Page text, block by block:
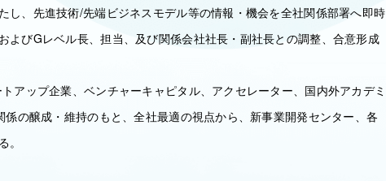
し、先進技術/先端ビジネスモデル等の情報・機会を全社関係部署へ即時
よびGレベル長、担当、及び関係会社社長・副社長との調整、合意形成
アップ企業、ベンチャーキャピタル、アクセレーター、国内外アカデミ
の醸成・維持のもと、全社最適の視点から、新事業開発センター、各